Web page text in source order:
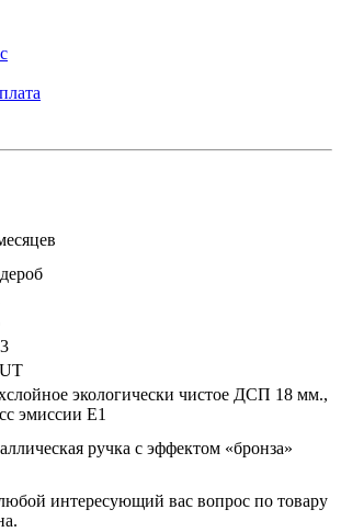
экологически чистое ДСП 18 мм.,
эмиссии Е1
ручка с эффектом «бронза»
интересующий вас вопрос по товару